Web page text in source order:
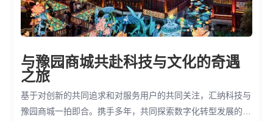
与豫园商城共赴科技与文化的奇遇
之旅
基于对创新的共同追求和对服务用户的共同关注，汇纳科技与
豫园商城一拍即合。携手多年，共同探索数字化转型发展的新